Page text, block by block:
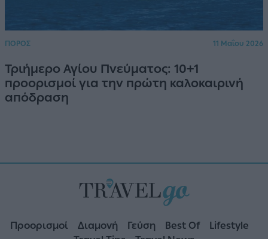
ΠΟΡΟΣ 11 Μαΐου 2026
Τριήμερο Αγίου Πνεύματος: 10+1
προορισμοί για την πρώτη καλοκαιρινή
απόδραση
Προορισμοί Διαμονή Γεύση Best Of
Lifestyle